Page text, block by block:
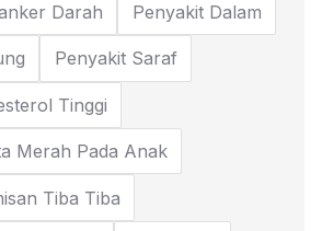
Darah Penyakit Dalam
Penyakit Saraf
Tinggi
Merah Pada Anak
Tiba Tiba